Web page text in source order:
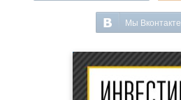
Мы Вконтакте